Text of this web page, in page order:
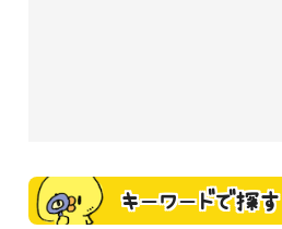
キーワードで探す